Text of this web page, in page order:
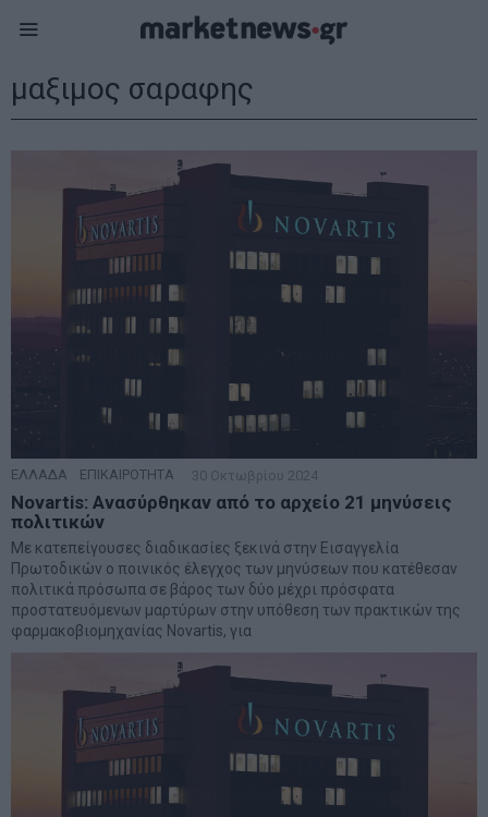
μαξιμος σαραφης
ΕΛΛΑΔΑ ΕΠΙΚΑΙΡΟΤΗΤΑ 30 Οκτωβρίου 2024
Novartis: Ανασύρθηκαν από το αρχείο 21 μηνύσεις
πολιτικών
Με κατεπείγουσες διαδικασίες ξεκινά στην Εισαγγελία
Πρωτοδικών ο ποινικός έλεγχος των μηνύσεων που κατέθεσαν
πολιτικά πρόσωπα σε βάρος των δύο μέχρι πρόσφατα
προστατευόμενων μαρτύρων στην υπόθεση των πρακτικών της
φαρμακοβιομηχανίας Novartis, για